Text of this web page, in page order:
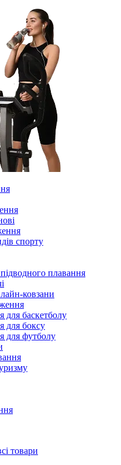
спорту
плавання
ковзани
для баскетболу
для боксу
для футболу